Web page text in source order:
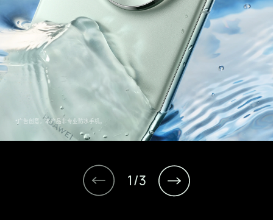
IP68 级 6 米抗水⁠
，IP69 级抗高温高压喷
2/3